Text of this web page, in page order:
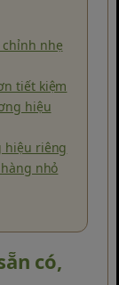
chỉnh nhẹ
tiết kiệm
hiệu
hiệu riêng
nhỏ
có,